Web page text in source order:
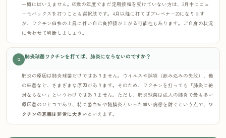
一概にはいえません。65歳の年度でまだ定期接種を受けていない方は、3月中にニュ
ーモバックスを打つことも選択肢です。4月以降に打てばプレベナー20になります
が、ワクチン価格の上昇に伴い自己負担額が上がる可能性もあります。ご自身の状況
に合わせて判断しましょう。
Q 肺炎球菌ワクチンを打てば、肺炎にならないのですか？
肺炎の原因は肺炎球菌だけではありません。ウイルスや誤嚥（飲み込みの失敗）、他
の細菌など、さまざまな原因があります。そのため、ワクチンを打っても「肺炎に絶
対ならない」というわけではありません。ただし、肺炎球菌は成人の肺炎で最も多い
原因菌のひとつであり、特に菌血症や髄膜炎といった重い病態を防ぐという点で、
ワ
クチンの意義は非常に大きい といえます。